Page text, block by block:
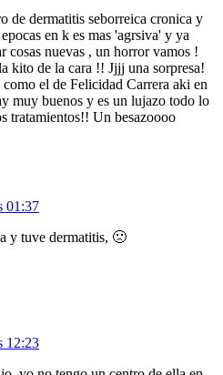
de dermatitis seborreica cronica y
en k es mas 'agrsiva' y ya
cosas nuevas , un horror vamos !
kito de la cara !! Jjjj una sorpresa!
el de Felicidad Carrera aki en
muy buenos y es un lujazo todo lo
tratamientos!! Un besazoooo
01:37
y tuve dermatitis, 🙁
12:23